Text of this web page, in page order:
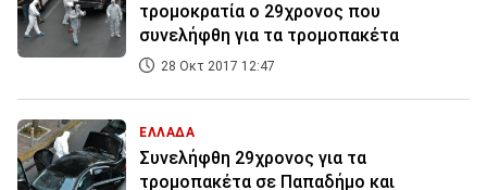
τρομοκρατία ο 29χρονος που
συνελήφθη για τα τρομοπακέτα
28 Οκτ 2017 12:47
ΕΛΛΑΔΑ
Συνελήφθη 29χρονος για τα
τρομοπακέτα σε Παπαδήμο και